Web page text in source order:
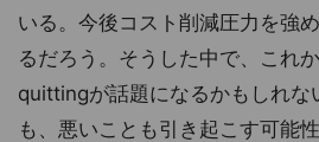
いる。今後コスト削減圧力を強
るだろう。そうした中で、これ
quittingが話題になるかもしれな
も、悪いことも引き起こす可能性